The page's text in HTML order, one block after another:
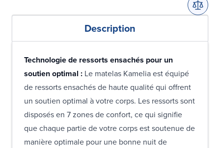
Description
Technologie de ressorts ensachés pour un
soutien optimal : Le matelas Kamelia est équipé
de ressorts ensachés de haute qualité qui offrent
un soutien optimal à votre corps. Les ressorts sont
disposés en 7 zones de confort, ce qui signifie
que chaque partie de votre corps est soutenue de
manière optimale pour une bonne nuit de